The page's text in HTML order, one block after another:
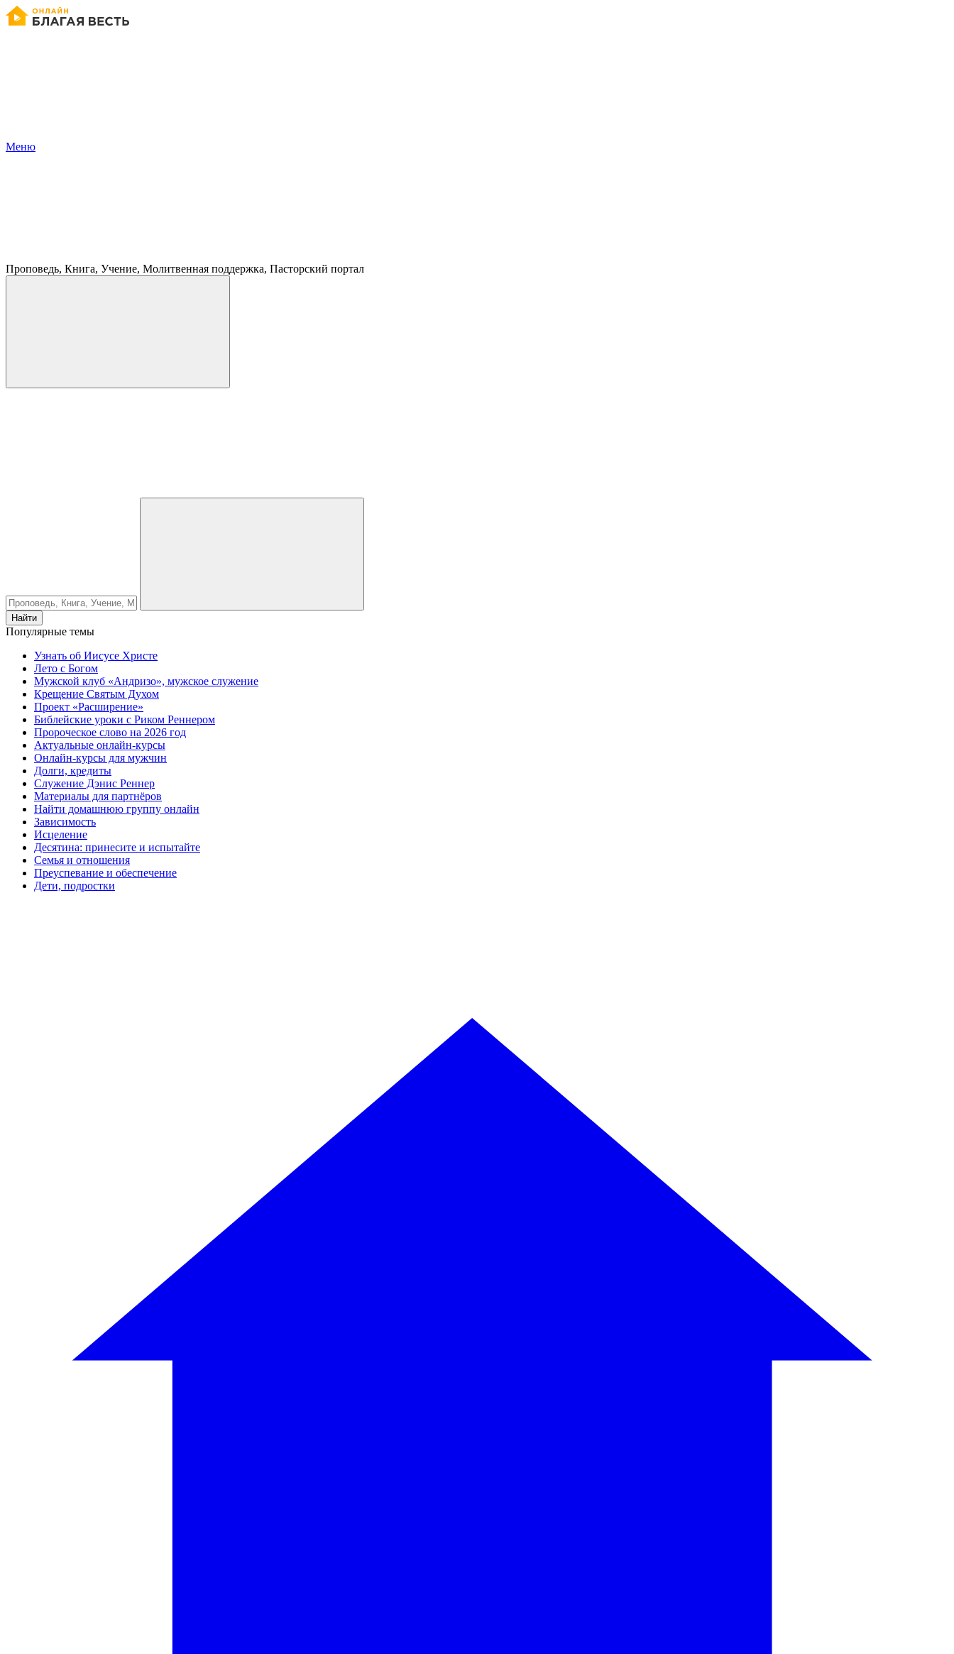
Меню
Проповедь, Книга, Учение, Молитвенная поддержка, Пасторский портал
Найти
Популярные темы
Узнать об Иисусе Христе
Лето с Богом
Мужской клуб «Андризо», мужское служение
Крещение Святым Духом
Проект «Расширение»
Библейские уроки с Риком Реннером
Пророческое слово на 2026 год
Актуальные онлайн-курсы
Онлайн-курсы для мужчин
Долги, кредиты
Служение Дэнис Реннер
Материалы для партнёров
Найти домашнюю группу онлайн
Зависимость
Исцеление
Десятина: принесите и испытайте
Семья и отношения
Преуспевание и обеспечение
Дети, подростки